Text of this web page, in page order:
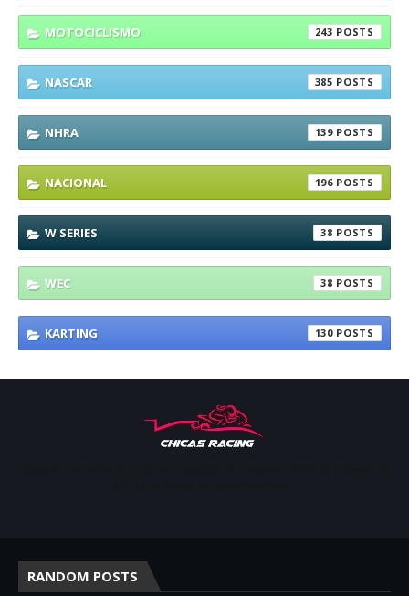
MOTOCICLISMO 243
NASCAR 385
NHRA 139
NACIONAL 196
W SERIES 38
WEC 38
KARTING 130
RANDOM POSTS